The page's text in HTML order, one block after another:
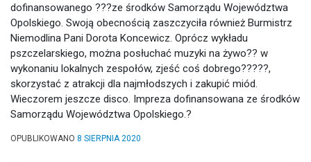
dofinansowanego ???ze środków Samorządu Województwa
Opolskiego. Swoją obecnością zaszczyciła również Burmistrz
Niemodlina Pani Dorota Koncewicz. Oprócz wykładu
pszczelarskiego, można posłuchać muzyki na żywo?? w
wykonaniu lokalnych zespołów, zjeść coś dobrego?????,
skorzystać z atrakcji dla najmłodszych i zakupić miód.
Wieczorem jeszcze disco. Impreza dofinansowana ze środków
Samorządu Województwa Opolskiego.?
OPUBLIKOWANO 8 SIERPNIA 2020